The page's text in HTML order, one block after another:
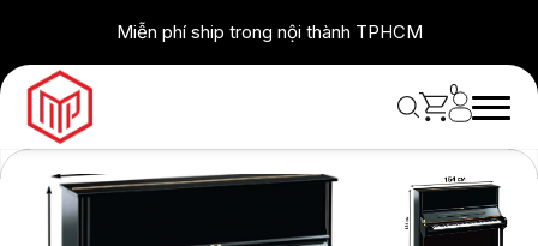
content
Miễn phí ship trong nội thành TPHCM
0